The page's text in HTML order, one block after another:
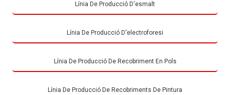
Línia De Producció D'esmalt
Línia De Producció D'electroforesi
Línia De Producció De Recobriment En Pols
Línia De Producció De Recobriments De Pintura